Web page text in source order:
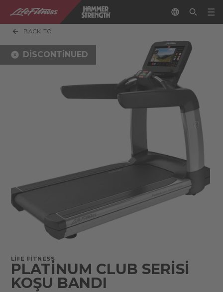
BACK TO
DISCONTINUED
LIFE FITNESS
PLATINUM CLUB SERISI
KOŞU BANDI